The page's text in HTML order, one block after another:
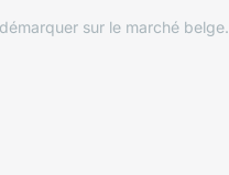
sur le marché belge.